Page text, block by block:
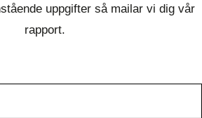
uppgifter så mailar vi dig vår
rapport.